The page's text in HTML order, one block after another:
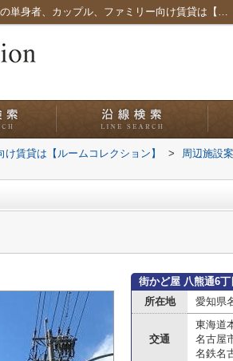
街かど屋 八熊通6丁目店情報ページ｜愛知県名古屋市の単身者、カップル、ファミリー向け賃貸は【ルームコレクション】
賃貸は【ルームコレクション】 > 周辺施設
街かど屋 八熊通6
所在地
愛知県
交通
東海道
名古屋
名鉄名